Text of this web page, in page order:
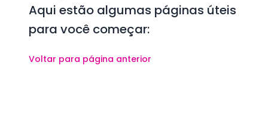
Aqui estão algumas páginas úteis
para você começar:
Voltar para página anterior